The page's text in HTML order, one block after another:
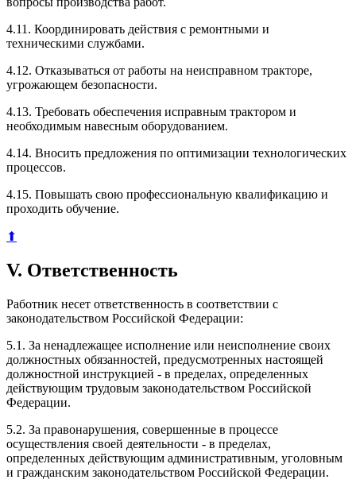
4.11. Координировать действия с ремонтными и
техническими службами.
4.12. Отказываться от работы на неисправном тракторе,
угрожающем безопасности.
4.13. Требовать обеспечения исправным трактором и
необходимым навесным оборудованием.
4.14. Вносить предложения по оптимизации технологических
процессов.
4.15. Повышать свою профессиональную квалификацию и
проходить обучение.
⬆
V. Ответственность
Работник несет ответственность в соответствии с
законодательством Российской Федерации:
5.1. За ненадлежащее исполнение или неисполнение своих
должностных обязанностей, предусмотренных настоящей
должностной инструкцией - в пределах, определенных
действующим трудовым законодательством Российской
Федерации.
5.2. За правонарушения, совершенные в процессе
осуществления своей деятельности - в пределах,
определенных действующим административным, уголовным
и гражданским законодательством Российской Федерации.